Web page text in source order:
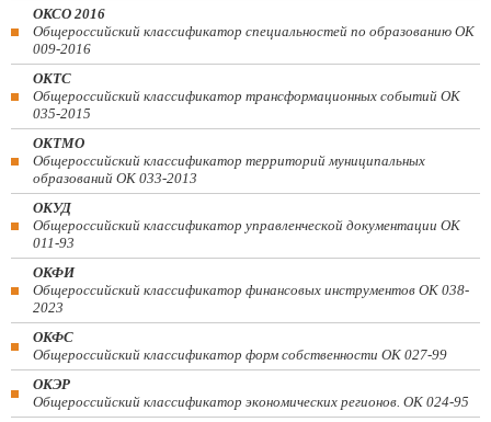
ОКСО 2016
Общероссийский классификатор специальностей по образованию ОК
009-2016
ОКТС
Общероссийский классификатор трансформационных событий ОК
035-2015
ОКТМО
Общероссийский классификатор территорий муниципальных
образований ОК 033-2013
ОКУД
Общероссийский классификатор управленческой документации ОК
011-93
ОКФИ
Общероссийский классификатор финансовых инструментов OK 038-
2023
ОКФС
Общероссийский классификатор форм собственности ОК 027-99
ОКЭР
Общероссийский классификатор экономических регионов. ОК 024-95